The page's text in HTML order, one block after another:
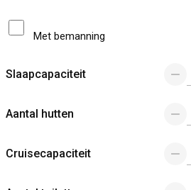
Met bemanning
Slaapcapaciteit
Aantal hutten
Cruisecapaciteit